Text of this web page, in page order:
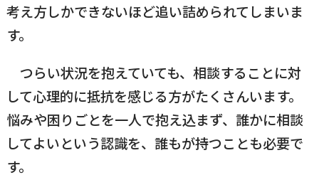
考え方しかできないほど追い詰められてしまいま
す。
つらい状況を抱えていても、相談することに対
して心理的に抵抗を感じる方がたくさんいます。
悩みや困りごとを一人で抱え込まず、誰かに相談
してよいという認識を、誰もが持つことも必要で
す。